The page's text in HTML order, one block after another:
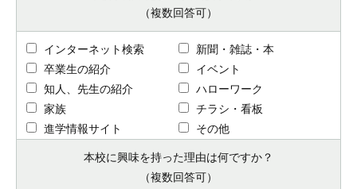
（複数回答可）
インターネット検索
新聞・雑誌・本
卒業生の紹介
イベント
知人、先生の紹介
ハローワーク
家族
チラシ・看板
進学情報サイト
その他
本校に興味を持った理由は何ですか？
（複数回答可）